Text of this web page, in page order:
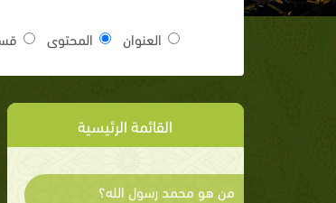
العنوان المحتوى
القائمة الرئيسية
من هو محمد رسول الله؟